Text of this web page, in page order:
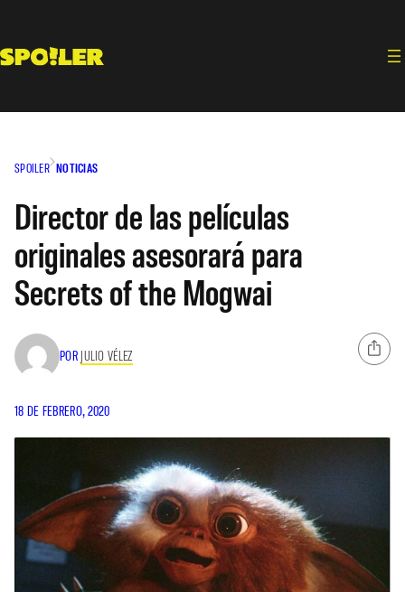
contenido
SPOILER NOTICIAS
Director de las películas
originales asesorará para
Secrets of the Mogwai
POR JULIO VÉLEZ
18 DE FEBRERO, 2020